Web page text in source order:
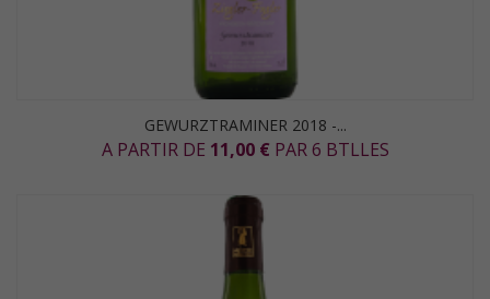
GEWURZTRAMINER 2018 -...
A PARTIR DE 11,00 € PAR 6 BTLLES